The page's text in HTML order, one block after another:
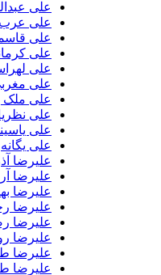
علی عبدالمالکی
علی عرب تبار
علی قاسمی
علی
علی لهراسبی
علی مغربی
علی ملک پور
علی نظریان
علی یاسینی
علی یگانه
علیرضا آذر
علیرضا آراسته
علیرضا بهمنی
علیرضا رحیم
علیرضا رضایی
علیرضا روزگار
علیرضا
علیرضا